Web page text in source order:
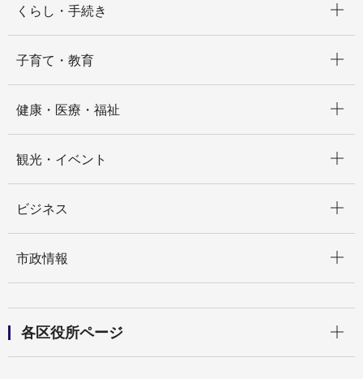
くらし・手続き
子育て・教育
健康・医療・福祉
観光・イベント
ビジネス
市政情報
各区役所ページ